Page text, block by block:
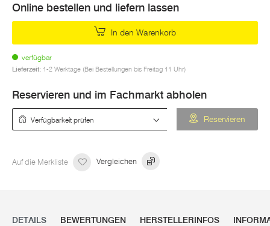
Online bestellen und liefern lassen
In den Warenkorb
verfügbar
Lieferzeit: 1-2 Werktage (Bei Bestellungen bis Freitag 11 Uhr)
Reservieren und im Fachmarkt abholen
Reservieren
Auf die Merkliste Vergleichen
DETAILS BEWERTUNGEN HERSTELLERINFOS